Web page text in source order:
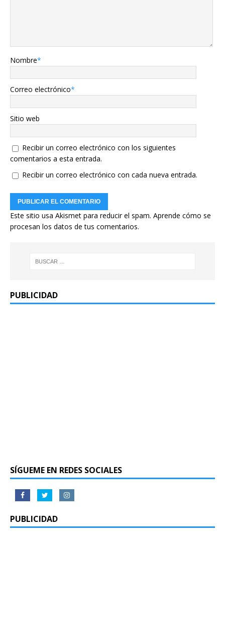
Nombre*
Correo electrónico*
Sitio web
Recibir un correo electrónico con los siguientes
comentarios a esta entrada.
Recibir un correo electrónico con cada nueva entrada.
Este sitio usa Akismet para reducir el spam. Aprende cómo se
procesan los datos de tus comentarios.
PUBLICIDAD
SÍGUEME EN REDES SOCIALES
PUBLICIDAD